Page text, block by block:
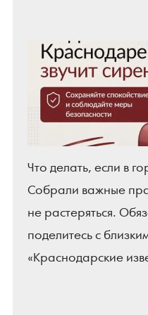
Что делать, если в
Собрали важные
не растеряться.
поделитесь с
«Краснодарские